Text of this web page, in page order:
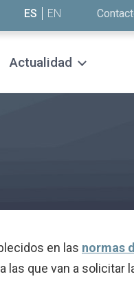
ES EN
Actualidad
en las normas
las que van a solicitar